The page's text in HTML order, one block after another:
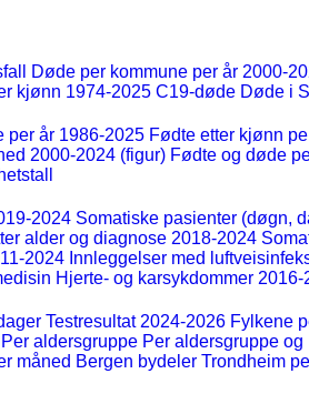
Døde per kommune per år 2000-
kjønn 1974-2025 C19-døde Døde i
per år 1986-2025 Fødte etter kjønn
2000-2024 (figur) Fødte og døde
2024 Somatiske pasienter (døgn,
alder og diagnose 2018-2024
2024 Innleggelser med
Hjerte- og karsykdommer 2016-
Testresultat 2024-2026 Fylkene
Per aldersgruppe Per aldersgruppe og
måned Bergen bydeler Trondheim